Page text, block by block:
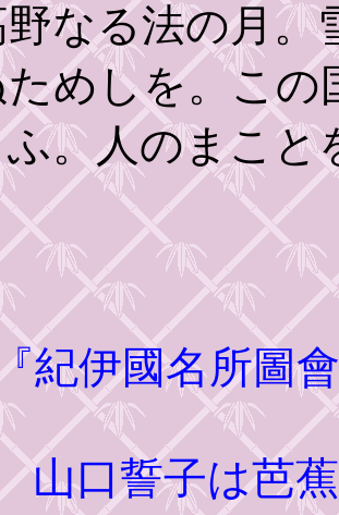
なる法の月。
めしを。この
ふ。人のまこと
紀伊國名所圖
山口誓子は芭